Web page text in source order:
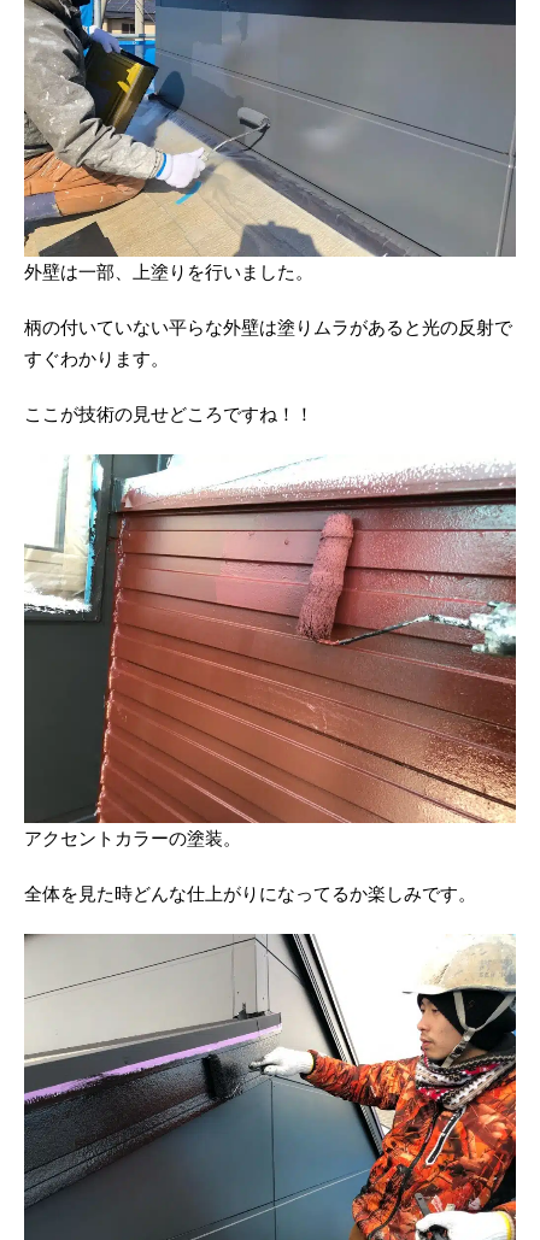
外壁は一部、上塗りを行いました。
柄の付いていない平らな外壁は塗りムラがあると光の反射で
すぐわかります。
ここが技術の見せどころですね！！
アクセントカラーの塗装。
全体を見た時どんな仕上がりになってるか楽しみです。